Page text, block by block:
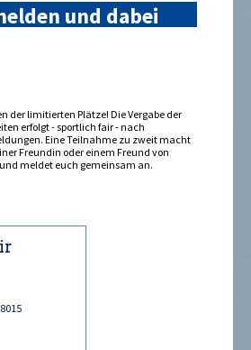
und dabei
der limitierten Plätze! Die Vergabe der
erfolgt - sportlich fair - nach
Eine Teilnahme zu zweit macht
Freundin oder einem Freund von
meldet euch gemeinsam an.